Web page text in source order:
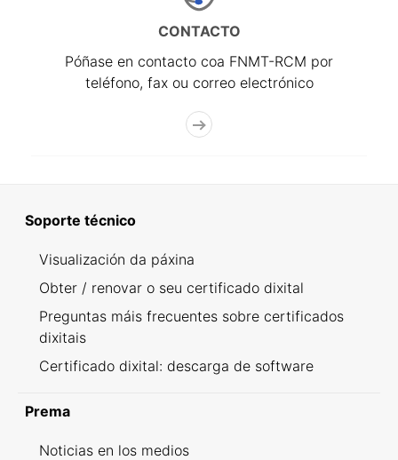
CONTACTO
Póñase en contacto coa FNMT-RCM por
teléfono, fax ou correo electrónico
Soporte técnico
Visualización da páxina
Obter / renovar o seu certificado dixital
Preguntas máis frecuentes sobre certificados
dixitais
Certificado dixital: descarga de software
Prema
Noticias en los medios